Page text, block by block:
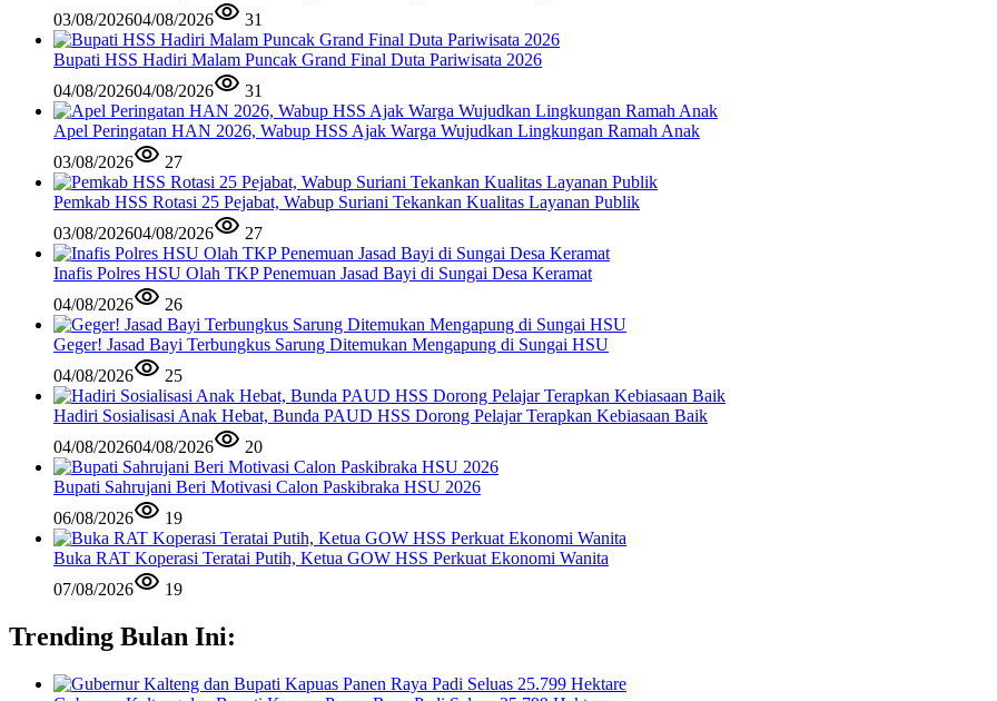
03/08/202604/08/2026 31
Bupati HSS Hadiri Malam Puncak Grand Final Duta Pariwisata 2026
04/08/202604/08/2026 31
Apel Peringatan HAN 2026, Wabup HSS Ajak Warga Wujudkan Lingkungan Ramah Anak
03/08/2026
27
Pemkab HSS Rotasi 25 Pejabat, Wabup Suriani Tekankan Kualitas Layanan Publik
03/08/202604/08/2026 27
Inafis Polres HSU Olah TKP Penemuan Jasad Bayi di Sungai Desa Keramat
04/08/2026
26
Geger! Jasad Bayi Terbungkus Sarung Ditemukan Mengapung di Sungai HSU
04/08/2026
25
Hadiri Sosialisasi Anak Hebat, Bunda PAUD HSS Dorong Pelajar Terapkan Kebiasaan Baik
04/08/202604/08/2026 20
Bupati Sahrujani Beri Motivasi Calon Paskibraka HSU 2026
06/08/2026
19
Buka RAT Koperasi Teratai Putih, Ketua GOW HSS Perkuat Ekonomi Wanita
07/08/2026
19
Trending Bulan Ini: